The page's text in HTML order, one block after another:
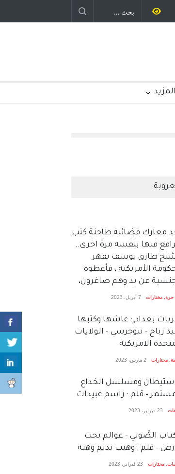
الولايات المتحدة
الامريكية
المزيد
معارك قضائية طاحنة كتب
فيها بنفسه مرة اخرى..
طارق يوسف يقهر
الأمريكية ، فأعطوه
عن يد وهم صاغرون،
حرة, مختارات 7 أبريل، 2023
بغداد ٍ: عاشها وكتبها
رباح – نيوجرسي – الولايات
الامريكية
, مختارات 2 مارس، 2023
ومسلسل الخداع
– قلم : راسم عبيدات
23 فبراير، 2023
الصَّوتي – عوالم تحت
– قلم : وهيب نديم وهبه
, مختارات 23 فبراير، 2023